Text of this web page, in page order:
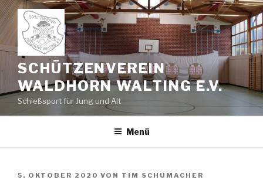
Zum
Inhalt
springen
SCHÜTZENVEREIN
WALDHORN WALTING E.V.
Schießsport für Jung und Alt
Menü
VERÖFFENTLICHT
5. OKTOBER 2020 VON TIM SCHUMACHER